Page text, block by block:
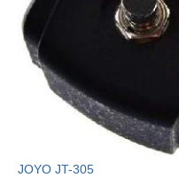
JOYO JT-305